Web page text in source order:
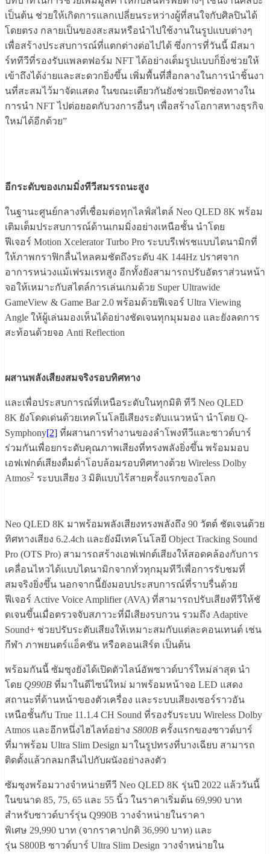
เป็นต้น ช่วยให้เกิดการแลกเปลี่ยนระหว่างผู้ที่สนใจกับศิลปินได้
โดยตรง กลายเป็นของสะสมหรือนําไปใช้งานในรูปแบบต่างๆ
เพื่อสร้างประสบการณ์ที่แตกต่างต่อไปได้ ซึ่งการที่วันนี้ มีสมา
ร์ททีวีที่รองรับแพลตฟอร์ม NFTได้อย่างเต็มรูปแบบก็ยิ่งช่วยให้
เข้าถึงได้ง่ายและสะดวกยิ่งขึ้น เพิ่มพื้นที่สื่อกลางในการนําชิ้นงา
นที่สะสมไว้มาจัดแสดง ในขณะเดียวกันยังช่วยเปิดช่องทางใน
การนํา NFTไปต่อยอดกับวงการอื่นๆ เพื่อสร้างโอกาสทางธุรกิจ
ใหม่ได้อีกด้วย”
อีกระดับของเกมมิ่งทีวีสมรรถนะสูง
ในฐานะศูนย์กลางที่เชื่อมต่อทุกไลฟ์สไตล์ Neo QLED 8K พร้อม
เติมเต็มประสบการณ์ด้านเกมมิ่งอย่างเหนือชั้น นำโดย
ฟีเจอร์ Motion Xcelerator Turbo Pro ระบบรีเฟรชแบบไดนามิกที่
ให้ภาพกราฟิกลื่นไหลคมชัดถึงระดับ 4K 144Hz ปราศจาก
อาการหน่วงแม้เฟรมเรทสูง อีกทั้งยังสามารถปรับอัตราส่วนหน้า
จอให้เหมาะกับสไตล์การเล่นเกมด้วย Super Ultrawide
GameView & Game Bar 2.0 พร้อมด้วยฟีเจอร์ Ultra Viewing
Angle ให้ผู้เล่นมองเห็นได้อย่างชัดเจนทุกมุมมอง และยังลดการ
สะท้อนด้วยจอ Anti Reflection
ผสานพลังเสียงสมจริงรอบทิศทาง
และเพื่อประสบการณ์ที่เหนือระดับในทุกมิติ ทีวี Neo QLED
8K ยังโดดเด่นด้วยเทคโนโลยีเสียงระดับแนวหน้า นำโดย Q-
Symphony[2] ที่ผสานการทำงานของลำโพงทีวีและซาวด์บาร์
ร่วมกันเพื่อยกระดับคุณภาพเสียงที่ทรงพลังยิ่งขึ้น พร้อมมอบ
เอฟเฟกต์เสียงดื่มด่ำโอบล้อมรอบทิศทางด้วย Wireless Dolby
Atmos2 ระบบเสียง 3 มิติแบบไร้สายครั้งแรกของโลก
Neo QLED 8K มาพร้อมพลังเสียงทรงพลังถึง 90 วัตต์ ชัดเจนด้วย
ทิศทางเสียง 6.2.4ch และยังมีเทคโนโลยี Object Tracking Sound
Pro (OTS Pro) สามารถสร้างเอฟเฟกต์เสียงให้สอดคล้องกับการ
เคลื่อนไหวได้แบบไดนามิกจากทั่วทุกมุมทีวีเพื่อการรับชมที่
สมจริงยิ่งขึ้น นอกจากนี้ยังมอบประสบการณ์ที่ราบรื่นด้วย
ฟีเจอร์ Active Voice Amplifier(AVA) ที่สามารถปรับเสียงทีวีให้ชั
ดเจนขึ้นเมื่อตรวจจับสภาวะที่มีเสียงรบกวน รวมถึง Adaptive
Sound+ ช่วยปรับระดับเสียงให้เหมาะสมกับแต่ละคอนเทนต์ เช่น
กีฬา ภาพยนตร์แอ็คชัน หรือคอนเสิร์ต เป็นต้น
พร้อมกันนี้ ซัมซุงยังได้เปิดตัวไลน์อัพซาวด์บาร์ใหม่ล่าสุด นำ
โดย Q990B ที่มาในดีไซน์ใหม่ มาพร้อมหน้าจอ LED แสดง
สถานะที่ด้านหน้าของตัวเครื่อง และระบบเสียงเซอร์ราวอัน
เหนือชั้นกับ True 11.1.4 CH Sound ที่รองรับระบบ Wireless Dolby
Atmos และอีกหนึ่งไฮไลท์อย่าง S800B ครั้งแรกของซาวด์บาร์
ที่มาพร้อม Ultra Slim Design มาในรูปทรงที่บางเฉียบ สามารถ
ติดตั้งแล้วกลมกลืนไปกับผนังอย่างลงตัว
ซัมซุงพร้อมวางจำหน่ายทีวี Neo QLED 8K รุ่นปี 2022 แล้ววันนี้
ในขนาด 85, 75, 65 และ 55 นิ้ว ในราคาเริ่มต้น 69,990 บาท
สำหรับซาวด์บาร์รุ่น Q990B วางจำหน่ายในราคา
พิเศษ 29,990 บาท (จากราคาปกติ 36,990 บาท) และ
รุ่น S800B ซาวด์บาร์ Ultra Slim Design วางจำหน่ายใน